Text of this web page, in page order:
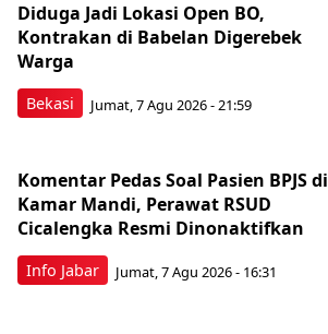
Bekasi
Diduga Jadi Lokasi Open BO,
Kontrakan di Babelan Digerebek
Warga
Jumat, 7 Agu 2026 - 21:59
Info Jabar
Komentar Pedas Soal Pasien BPJS di
Kamar Mandi, Perawat RSUD
Cicalengka Resmi Dinonaktifkan
Jumat, 7 Agu 2026 - 16:31